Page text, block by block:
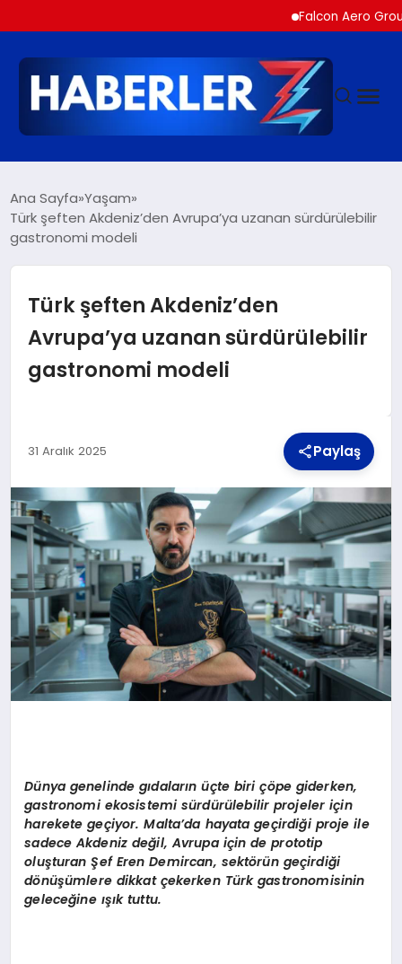
Falcon Aero Group,
SIYASET
DÜNYA
EKONOMI
TEKNOLOJI
MAGAZIN
YAŞAM
Ana Sayfa Yaşam
Türk şeften Akdeniz’den Avrupa’ya uzanan sürdürülebilir
gastronomi modeli
Türk şeften Akdeniz’den
Avrupa’ya uzanan sürdürülebilir
gastronomi modeli
31 Aralık 2025 Paylaş
Dünya genelinde gıdaların üçte biri çöpe giderken,
gastronomi ekosistemi sürdürülebilir projeler için
harekete geçiyor. Malta’da hayata geçirdiği proje ile
sadece Akdeniz değil, Avrupa için de prototip
oluşturan Şef Eren Demircan, sektörün geçirdiği
dönüşümlere dikkat çekerken Türk gastronomisinin
geleceğine ışık tuttu.